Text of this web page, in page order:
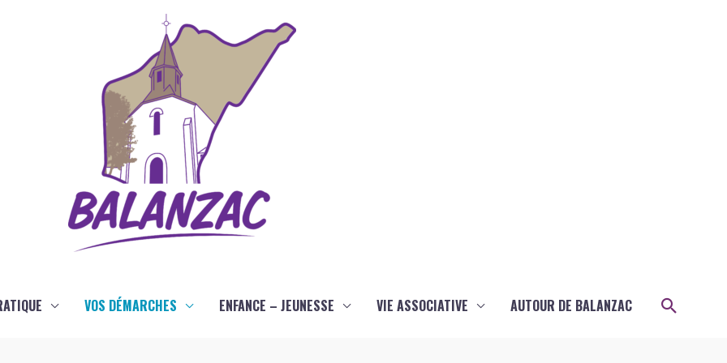
VOS DÉMARCHES ENFANCE – JEUNESSE VIE ASSOCIATIVE AUTOUR DE BALANZAC